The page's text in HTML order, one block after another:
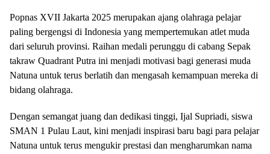
Popnas XVII Jakarta 2025 merupakan ajang olahraga pelajar
paling bergengsi di Indonesia yang mempertemukan atlet muda
dari seluruh provinsi. Raihan medali perunggu di cabang Sepak
takraw Quadrant Putra ini menjadi motivasi bagi generasi muda
Natuna untuk terus berlatih dan mengasah kemampuan mereka di
bidang olahraga.
Dengan semangat juang dan dedikasi tinggi, Ijal Supriadi, siswa
SMAN 1 Pulau Laut, kini menjadi inspirasi baru bagi para pelajar
Natuna untuk terus mengukir prestasi dan mengharumkan nama